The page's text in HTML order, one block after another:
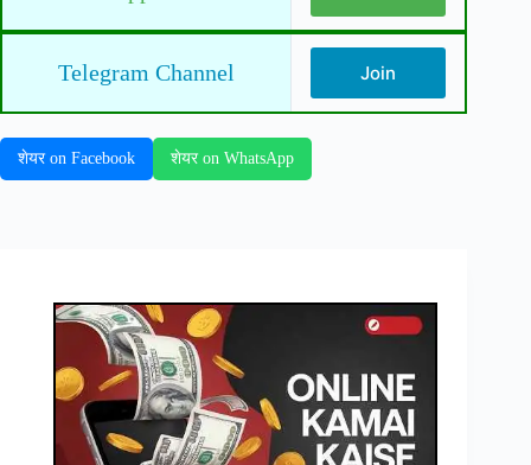
Telegram Channel Join
शेयर on Facebook शेयर on WhatsApp